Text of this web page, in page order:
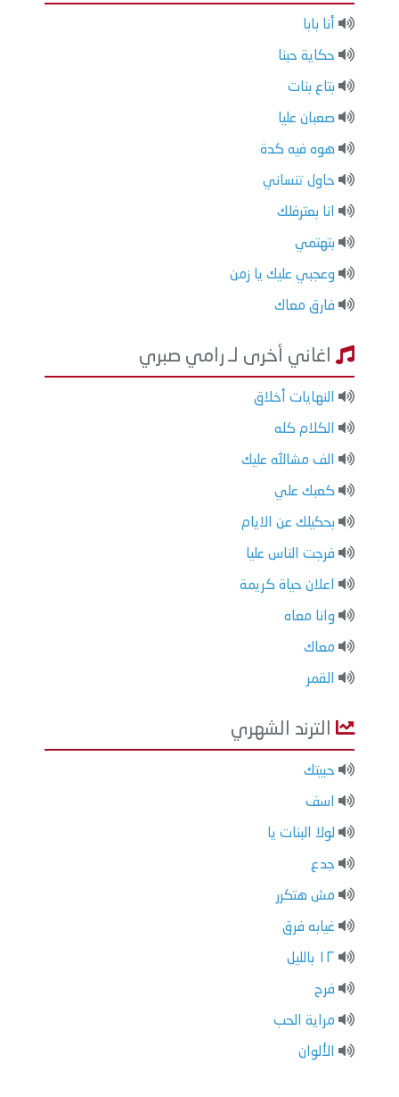
أنا بابا
حكاية حبنا
بتاع بنات
صعبان عليا
هوه فيه كدة
حاول تنساني
انا بعترفلك
بتهتمي
وعجبي عليك يا زمن
فارق معاك
اغاني أخرى لـ رامي صبري
النهايات أخلاق
الكلام كله
الف مشالله عليك
كعبك علي
بحكيلك عن الايام
فرجت الناس عليا
اعلان حياة كريمة
وانا معاه
معاك
القمر
الترند الشهري
حبيتك
اسف
لولا البنات يا
جدع
مش هتكرر
غيابه فرق
١٢ بالليل
فرح
مراية الحب
الألوان